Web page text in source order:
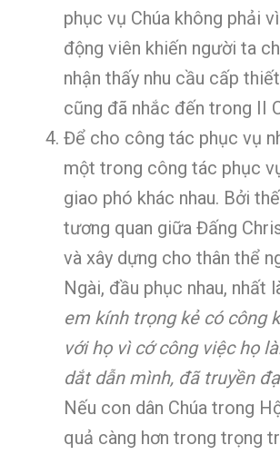
phục vụ Chúa không phải
động viên khiến người ta
nhận thấy nhu cầu cấp
cũng đã nhắc đến trong II
Để cho công tác phục vụ
một trong công tác phục
giao phó khác nhau. Bởi
tương quan giữa Đấng
và xây dựng cho thân thể
Ngài, đầu phục nhau, nhất
em kính trọng kẻ có công
với họ vì cớ công việc họ
dắt dẫn mình, đã truyền
Nếu con dân Chúa trong
quả càng hơn trong trọng